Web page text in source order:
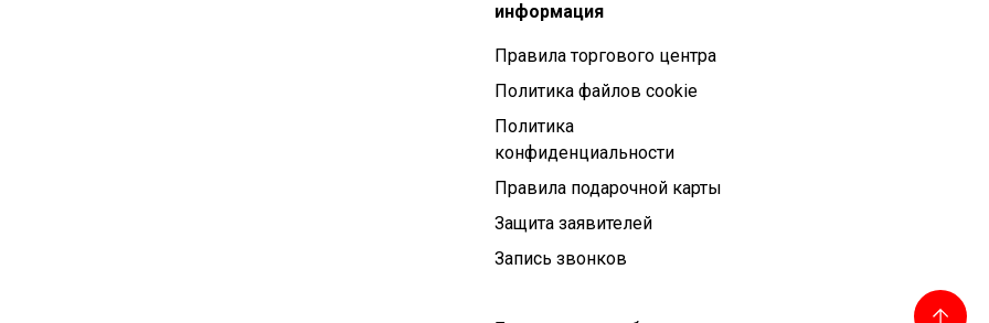
информация
Правила торгового центра
Политика файлов cookie
Политика
конфиденциальности
Правила подарочной карты
Защита заявителей
Запись звонков